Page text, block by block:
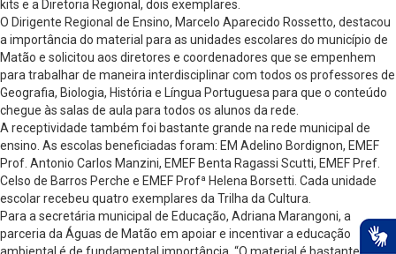
kits e a Diretoria Regional, dois exemplares.
O Dirigente Regional de Ensino, Marcelo Aparecido Rossetto, destacou
a importância do material para as unidades escolares do município de
Matão e solicitou aos diretores e coordenadores que se empenhem
para trabalhar de maneira interdisciplinar com todos os professores de
Geografia, Biologia, História e Língua Portuguesa para que o conteúdo
chegue às salas de aula para todos os alunos da rede.
A receptividade também foi bastante grande na rede municipal de
ensino. As escolas beneficiadas foram: EM Adelino Bordignon, EMEF
Prof. Antonio Carlos Manzini, EMEF Benta Ragassi Scutti, EMEF Pref.
Celso de Barros Perche e EMEF Profª Helena Borsetti. Cada unidade
escolar recebeu quatro exemplares da Trilha da Cultura.
Para a secretária municipal de Educação, Adriana Marangoni, a
parceria da Águas de Matão em apoiar e incentivar a educação